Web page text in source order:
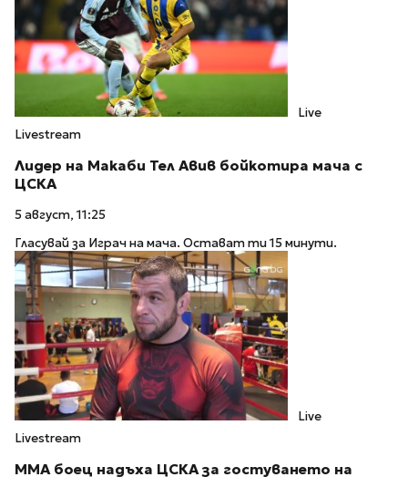
Live
Livestream
Лидер на Макаби Тел Авив бойкотира мача с
ЦСКА
5 август, 11:25
Гласувай за Играч на мача. Остават ти 15 минути.
Live
Livestream
ММА боец надъха ЦСКА за гостуването на